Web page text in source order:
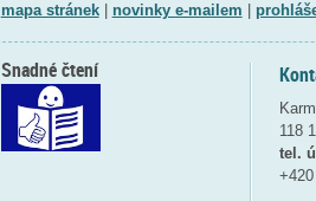
mapa stránek| novinky e-mailem
118
tel.
+420
Snadné čtení